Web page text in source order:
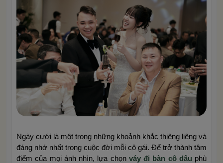
Ngày cưới là một trong những khoảnh khắc thiêng liêng và
đáng nhớ nhất trong cuộc đời mỗi cô gái. Để trở thành tâm
điểm của mọi ánh nhìn, lựa chọn váy đi bàn cô dâu phù